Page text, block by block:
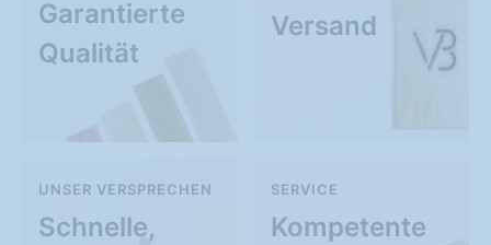
Garantierte
Qualität
Versand
Schnelle,
UNSER VERSPRECHEN
Kompetente
SERVICE